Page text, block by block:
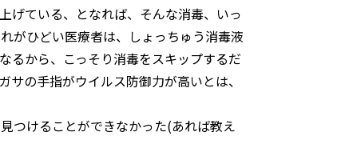
げている、となれば、そんな消毒、いっ
がひどい医療者は、しょっちゅう消毒液
るから、こっそり消毒をスキップするだ
の手指がウイルス防御力が高いとは、
つけることができなかった(あれば教え